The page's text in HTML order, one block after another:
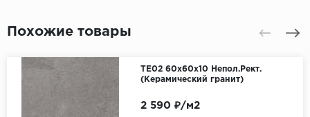
Похожие товары
TE02 60x60x10 Непол.Рект.
(Керамический гранит)
2 590 ₽/м2